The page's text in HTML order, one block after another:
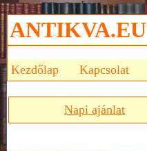
ANTIKVA.EU
Kezdőlap Kapcsolat
Napi ajánlat